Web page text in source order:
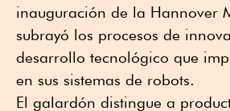
inauguración de la Hannover
subrayó los procesos de
desarrollo tecnológico que
en sus sistemas de robots.
El galardón distingue a